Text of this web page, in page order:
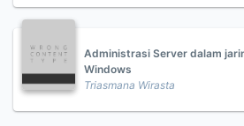
Administrasi Server dalam
Windows
Triasmana Wirasta